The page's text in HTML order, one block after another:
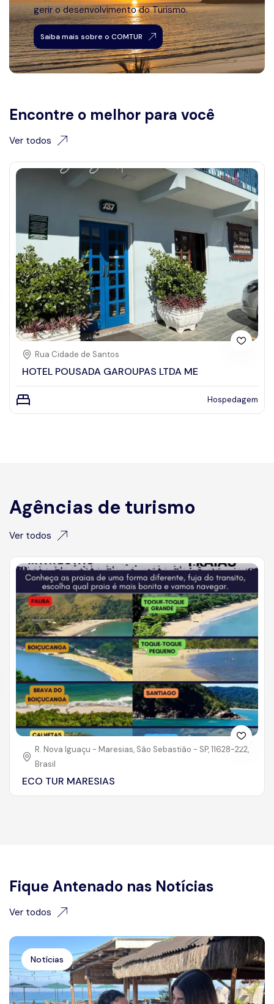
gerir o desenvolvimento do Turismo.
Saiba mais sobre o COMTUR
Encontre o melhor para você
Ver todos
Rua Cidade de Santos
HOTEL POUSADA GAROUPAS LTDA ME
Hospedagem
Agências de turismo
Ver todos
R. Nova Iguaçu - Maresias, São Sebastião - SP, 11628-222,
Brasil
ECO TUR MARESIAS
Fique Antenado nas Notícias
Ver todos
Notícias